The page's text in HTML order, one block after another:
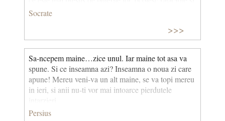
greselile.
Socrate
>>>
Sa-ncepem maine…zice unul. Iar maine tot asa va
spune. Si ce inseamna azi? Inseamna o noua zi care
apune! Mereu veni-va un alt maine, se va topi mereu
in ieri, si anii nu-ti vor mai intoarce pierdutele
Persius